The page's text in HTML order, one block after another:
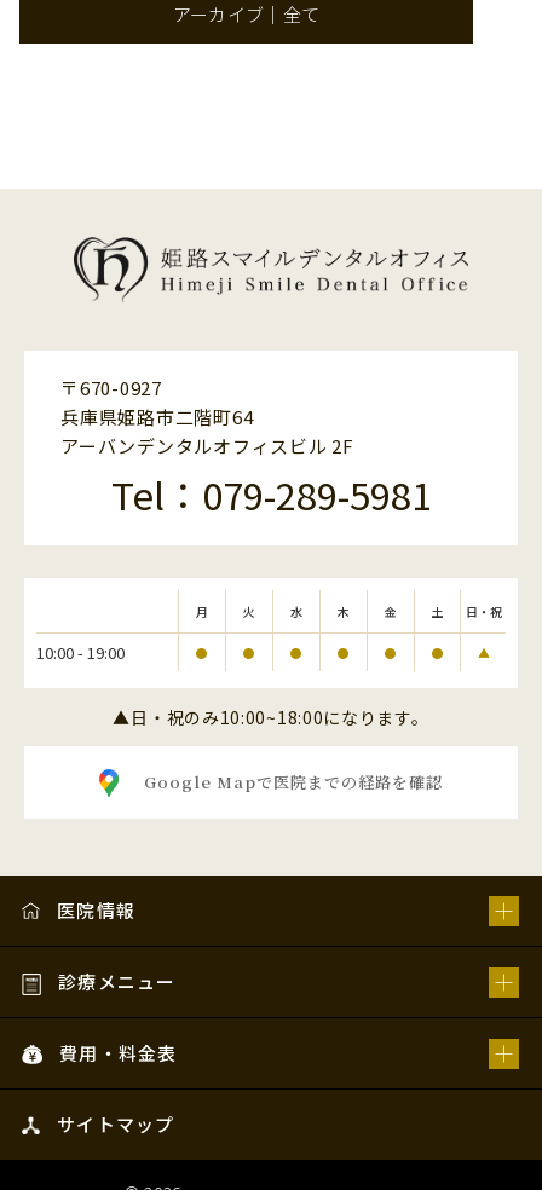
アーカイブ｜全て
〒670-0927
兵庫県姫路市二階町64
アーバンデンタルオフィスビル 2F
Tel：079-289-5981
月 火 水 木 金 土 日・祝
10:00 - 19:00 ● ● ● ● ● ● ▲
▲日・祝のみ10:00~18:00になります。
Google Mapで医院までの経路を確認
医院情報
診療メニュー
費用・料金表
サイトマップ